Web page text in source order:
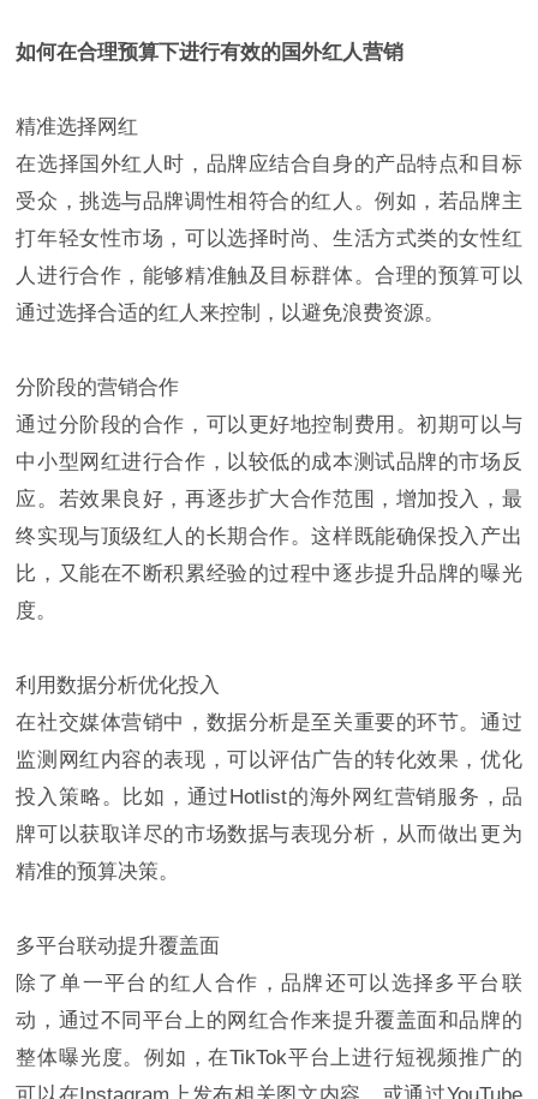
如何在合理预算下进行有效的国外红人营销
精准选择网红
在选择国外红人时，品牌应结合自身的产品特点和目标
受众，挑选与品牌调性相符合的红人。例如，若品牌主
打年轻女性市场，可以选择时尚、生活方式类的女性红
人进行合作，能够精准触及目标群体。合理的预算可以
通过选择合适的红人来控制，以避免浪费资源。
分阶段的营销合作
通过分阶段的合作，可以更好地控制费用。初期可以与
中小型网红进行合作，以较低的成本测试品牌的市场反
应。若效果良好，再逐步扩大合作范围，增加投入，最
终实现与顶级红人的长期合作。这样既能确保投入产出
比，又能在不断积累经验的过程中逐步提升品牌的曝光
度。
利用数据分析优化投入
在社交媒体营销中，数据分析是至关重要的环节。通过
监测网红内容的表现，可以评估广告的转化效果，优化
投入策略。比如，通过Hotlist的海外网红营销服务，品
牌可以获取详尽的市场数据与表现分析，从而做出更为
精准的预算决策。
多平台联动提升覆盖面
除了单一平台的红人合作，品牌还可以选择多平台联
动，通过不同平台上的网红合作来提升覆盖面和品牌的
整体曝光度。例如，在TikTok平台上进行短视频推广的